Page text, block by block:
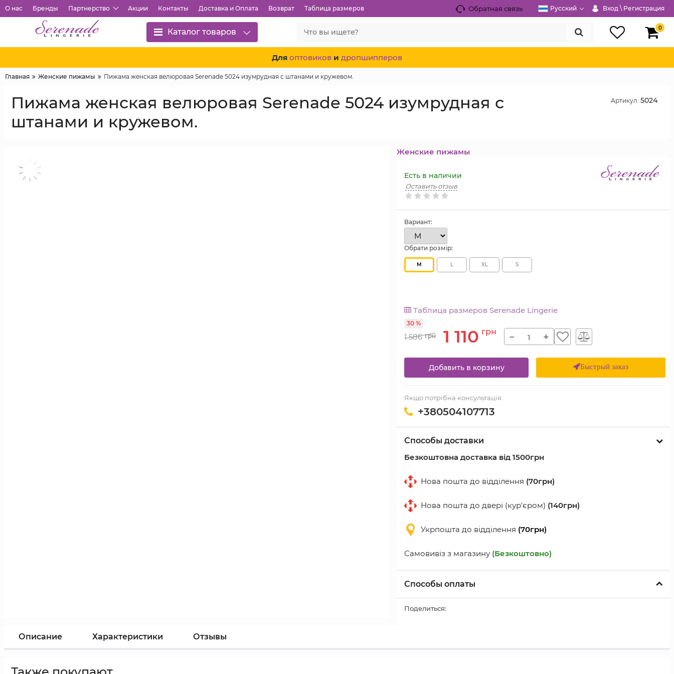
О нас Бренды Партнерство Акции Контакты Доставка и Оплата Возврат Таблица размеров Обратная связь Русский Вход \ Регистрация
Каталог товаров 0
Для оптовиков и дропшипперов
Главная Женские пижамы Пижама женская велюровая Serenade 5024 изумрудная с штанами и кружевом.
Пижама женская велюровая Serenade 5024 изумрудная с
штанами и кружевом.
Артикул: 5024
Женские пижамы
Оставить отзыв
Есть в наличии
Вариант:
Обрати розмір:
M L XL S
Таблица размеров Serenade Lingerie
1 586 грн 1 110 грн
30 %
− +
Добавить в корзину Быстрый заказ
Якщо потрібна консультація:
+380504107713
Способы доставки
Безкоштовна доставка від 1500грн
Нова пошта до відділення (70грн)
Нова пошта до двері (кур'єром) (140грн)
Укрпошта до відділення (70грн)
Самовивіз з магазину (Безкоштовно)
Способы оплаты
Поделиться:
Описание Характеристики Отзывы